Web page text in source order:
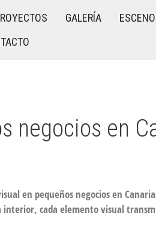
GALERÍA
negocios en
en pequeños negocios en
interior, cada elemento visual